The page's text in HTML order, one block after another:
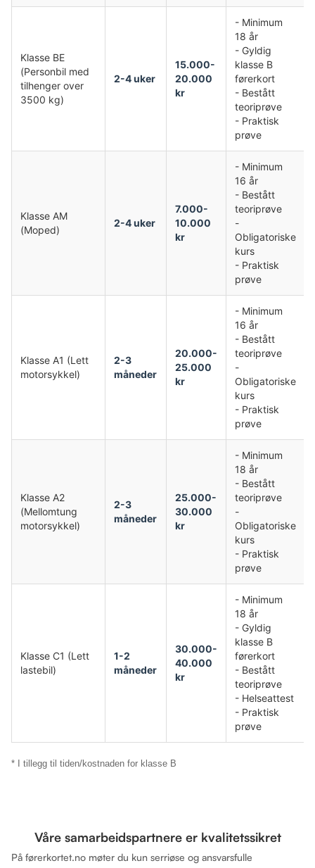
Klasse BE
(Personbil med
tilhenger over
3500 kg)
2-4 uker
15.000-
20.000
kr
- Minimum
18 år
- Gyldig
klasse B
førerkort
- Bestått
teoriprøve
- Praktisk
prøve
Klasse AM
(Moped)
2-4 uker
7.000-
10.000
kr
- Minimum
16 år
- Bestått
teoriprøve
-
Obligatoriske
kurs
- Praktisk
prøve
Klasse A1 (Lett
motorsykkel)
2-3
måneder
20.000-
25.000
kr
- Minimum
16 år
- Bestått
teoriprøve
-
Obligatoriske
kurs
- Praktisk
prøve
Klasse A2
(Mellomtung
motorsykkel)
2-3
måneder
25.000-
30.000
kr
- Minimum
18 år
- Bestått
teoriprøve
-
Obligatoriske
kurs
- Praktisk
prøve
Klasse C1 (Lett
lastebil)
1-2
måneder
30.000-
40.000
kr
- Minimum
18 år
- Gyldig
klasse B
førerkort
- Bestått
teoriprøve
- Helseattest
- Praktisk
prøve
* I tillegg til tiden/kostnaden for klasse B
Våre samarbeidspartnere er kvalitetssikret
På førerkortet.no møter du kun serriøse og ansvarsfulle